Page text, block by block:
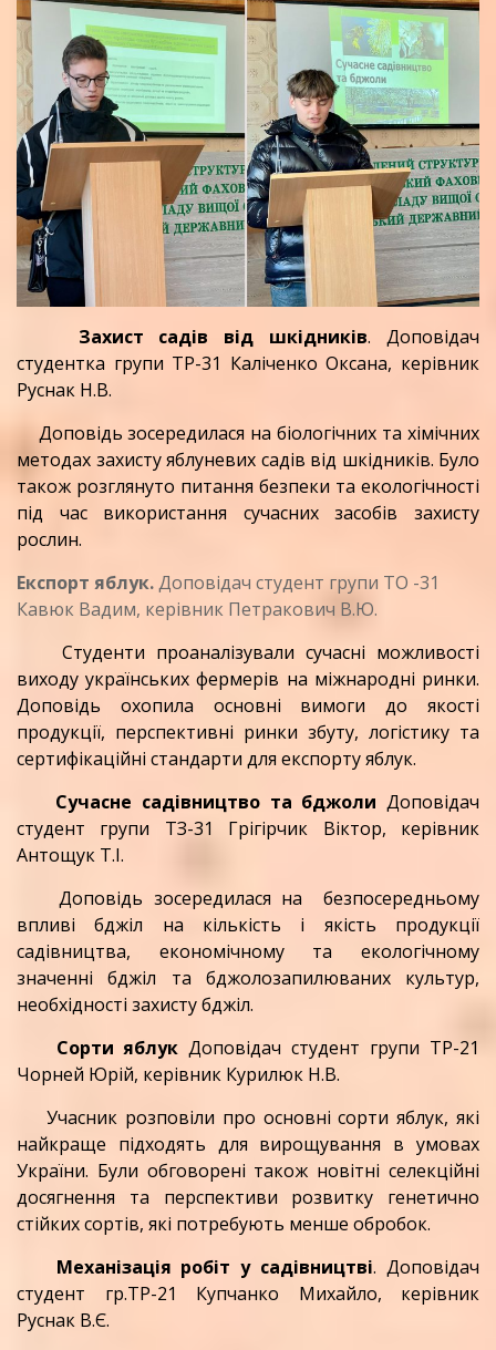
Захист садів від шкідників. Доповідач
студентка групи ТР-31 Каліченко Оксана, керівник
Руснак Н.В.
Доповідь зосередилася на біологічних та хімічних
методах захисту яблуневих садів від шкідників. Було
також розглянуто питання безпеки та екологічності
під час використання сучасних засобів захисту
рослин.
Експорт яблук.Доповідач студент групи ТО -31
Кавюк Вадим, керівник Петракович В.Ю.
Студенти проаналізували сучасні можливості
виходу українських фермерів на міжнародні ринки.
Доповідь охопила основні вимоги до якості
продукції, перспективні ринки збуту, логістику та
сертифікаційні стандарти для експорту яблук.
Сучасне садівництво та бджоли Доповідач
студент групи ТЗ-31 Грігірчик Віктор, керівник
Антощук Т.І.
Доповідь зосередилася на безпосередньому
впливі бджіл на кількість і якість продукції
садівництва, економічному та екологічному
значенні бджіл та бджолозапилюваних культур,
необхідності захисту бджіл.
Сорти яблук Доповідач студент групи ТР-21
Чорней Юрій, керівник Курилюк Н.В.
Учасник розповіли про основні сорти яблук, які
найкраще підходять для вирощування в умовах
України. Були обговорені також новітні селекційні
досягнення та перспективи розвитку генетично
стійких сортів, які потребують менше обробок.
Механізація робіт у садівництві. Доповідач
студент гр.ТР-21 Купчанко Михайло, керівник
Руснак В.Є.